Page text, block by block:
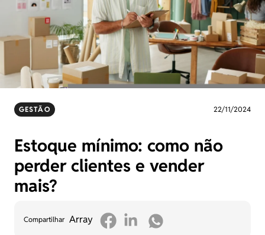
GESTÃO 22/11/2024
Estoque mínimo: como não
perder clientes e vender
mais?
Compartilhar Array